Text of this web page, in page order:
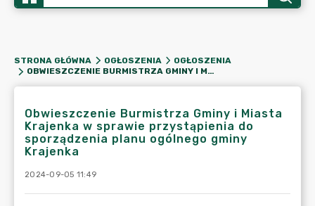
STRONA GŁÓWNA OGŁOSZENIA
OGŁOSZENIA
OBWIESZCZENIE BURMISTRZA GMINY I MIASTA KRAJENKA W SPRAWIE PRZYSTĄPIENIA DO SPORZĄDZENIA PLANU OGÓLNEGO GMINY KRAJENKA
Obwieszczenie Burmistrza Gminy i Miasta
Krajenka w sprawie przystąpienia do
sporządzenia planu ogólnego gminy
Krajenka
2024-09-05 11:49